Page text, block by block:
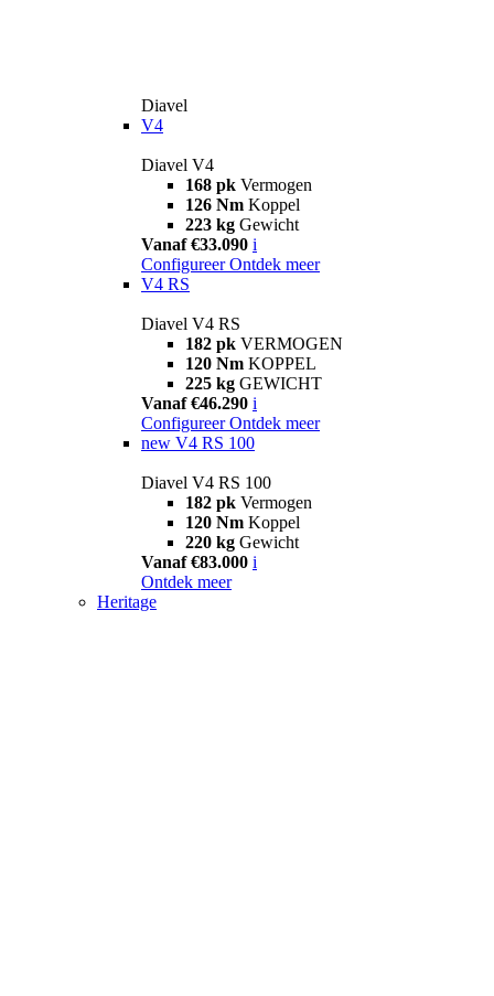
Diavel
V4
Diavel V4
168 pk Vermogen
126 Nm Koppel
223 kg Gewicht
Vanaf €33.090 i
Configureer Ontdek meer
V4 RS
Diavel V4 RS
182 pk VERMOGEN
120 Nm KOPPEL
225 kg GEWICHT
Vanaf €46.290 i
Configureer Ontdek meer
new V4 RS 100
Diavel V4 RS 100
182 pk Vermogen
120 Nm Koppel
220 kg Gewicht
Vanaf €83.000 i
Ontdek meer
Heritage